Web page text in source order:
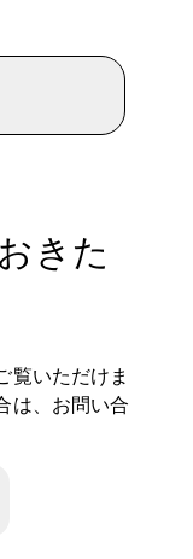
きた
覧いただけま
は、お問い合